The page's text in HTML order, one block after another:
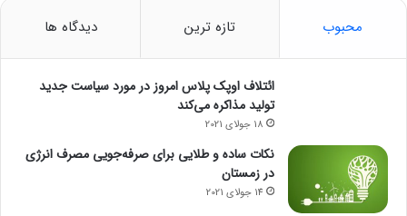
دستگاه) و بولاید مخصوص پیست (به تعداد ۴۰ دستگاه) است که هر
دو بر اساس شیرون هستند. خودروی کاملاً جدید این شرکت در ماه
ژوئن با موتور تنفس طبیعی V-۱۶ به نمایش درخواهد آمد.
محبوب تازه ترین دیدگاه ها
ائتلاف اوپک پلاس امروز در مورد سیاست جدید
تولید مذاکره می‌کند
18 جولای 2021
نکات ساده و طلایی برای صرفه‌جویی مصرف انرژی
در زمستان
14 جولای 2021